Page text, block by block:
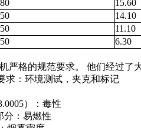
15.60
14.10
11.10
6.30
严格的规范要求。 他们经过
求：环境测试，夹克和标记
）：毒性
分：易燃性